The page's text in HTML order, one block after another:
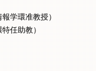
学環准教授）
任助教）